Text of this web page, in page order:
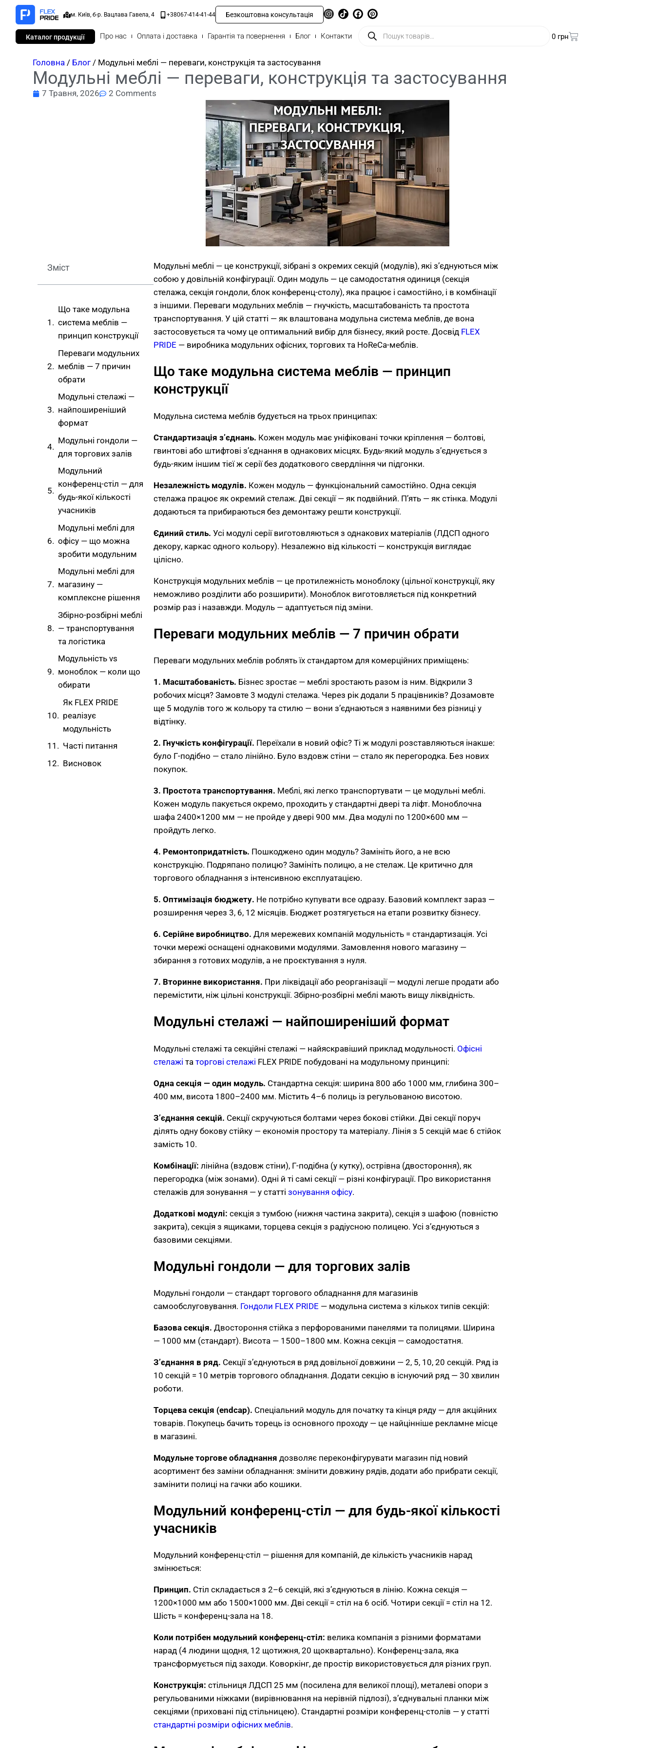
м. Київ, б-р. Вацлава Гавела, 4 +38067-414-41-44 Безкоштовна консультація
Каталог продукції Про нас Оплата і доставка Гарантія та повернення Блог Контакти 0 грн
Головна / Блог / Модульні меблі — переваги, конструкція та застосування
Модульні меблі — переваги, конструкція та застосування
7 Травня, 2026 2 Comments
Зміст
Що таке модульна
система меблів —
принцип конструкції
Переваги модульних
меблів — 7 причин
обрати
Модульні стелажі —
найпоширеніший
формат
Модульні гондоли —
для торгових залів
Модульний
конференц-стіл — для
будь-якої кількості
учасників
Модульні меблі для
офісу — що можна
зробити модульним
Модульні меблі для
магазину —
комплексне рішення
Збірно-розбірні меблі
— транспортування
та логістика
Модульність vs
моноблок — коли що
обирати
Як FLEX PRIDE
реалізує
модульність
Часті питання
Висновок
Модульні меблі — це конструкції, зібрані з окремих секцій (модулів), які з’єднуються між
собою у довільній конфігурації. Один модуль — це самодостатня одиниця (секція
стелажа, секція гондоли, блок конференц-столу), яка працює і самостійно, і в комбінації
з іншими. Переваги модульних меблів — гнучкість, масштабованість та простота
транспортування. У цій статті — як влаштована модульна система меблів, де вона
застосовується та чому це оптимальний вибір для бізнесу, який росте. Досвід FLEX
PRIDE — виробника модульних офісних, торгових та HoReCa-меблів.
Що таке модульна система меблів — принцип
конструкції
Модульна система меблів будується на трьох принципах:
Стандартизація з’єднань. Кожен модуль має уніфіковані точки кріплення — болтові,
гвинтові або штифтові з’єднання в однакових місцях. Будь-який модуль з’єднується з
будь-яким іншим тієї ж серії без додаткового свердління чи підгонки.
Незалежність модулів. Кожен модуль — функціональний самостійно. Одна секція
стелажа працює як окремий стелаж. Дві секції — як подвійний. П’ять — як стінка. Модулі
додаються та прибираються без демонтажу решти конструкції.
Єдиний стиль. Усі модулі серії виготовляються з однакових матеріалів (ЛДСП одного
декору, каркас одного кольору). Незалежно від кількості — конструкція виглядає
цілісно.
Конструкція модульних меблів — це протилежність моноблоку (цільної конструкції, яку
неможливо розділити або розширити). Моноблок виготовляється під конкретний
розмір раз і назавжди. Модуль — адаптується під зміни.
Переваги модульних меблів — 7 причин обрати
Переваги модульних меблів роблять їх стандартом для комерційних приміщень:
1. Масштабованість. Бізнес зростає — меблі зростають разом із ним. Відкрили 3
робочих місця? Замовте 3 модулі стелажа. Через рік додали 5 працівників? Дозамовте
ще 5 модулів того ж кольору та стилю — вони з’єднаються з наявними без різниці у
відтінку.
2. Гнучкість конфігурації. Переїхали в новий офіс? Ті ж модулі розставляються інакше:
було Г-подібно — стало лінійно. Було вздовж стіни — стало як перегородка. Без нових
покупок.
3. Простота транспортування. Меблі, які легко транспортувати — це модульні меблі.
Кожен модуль пакується окремо, проходить у стандартні двері та ліфт. Моноблочна
шафа 2400×1200 мм — не пройде у двері 900 мм. Два модулі по 1200×600 мм —
пройдуть легко.
4. Ремонтопридатність. Пошкоджено один модуль? Замініть його, а не всю
конструкцію. Подряпано полицю? Замініть полицю, а не стелаж. Це критично для
торгового обладнання з інтенсивною експлуатацією.
5. Оптимізація бюджету. Не потрібно купувати все одразу. Базовий комплект зараз —
розширення через 3, 6, 12 місяців. Бюджет розтягується на етапи розвитку бізнесу.
6. Серійне виробництво. Для мережевих компаній модульність = стандартизація. Усі
точки мережі оснащені однаковими модулями. Замовлення нового магазину —
збирання з готових модулів, а не проєктування з нуля.
7. Вторинне використання. При ліквідації або реорганізації — модулі легше продати або
перемістити, ніж цільні конструкції. Збірно-розбірні меблі мають вищу ліквідність.
Модульні стелажі — найпоширеніший формат
Модульні стелажі та секційні стелажі — найяскравіший приклад модульності. Офісні
стелажі таторгові стелажі FLEX PRIDE побудовані на модульному принципі:
Одна секція — один модуль. Стандартна секція: ширина 800 або 1000 мм, глибина 300–
400 мм, висота 1800–2400 мм. Містить 4–6 полиць із регульованою висотою.
З’єднання секцій. Секції скручуються болтами через бокові стійки. Дві секції поруч
ділять одну бокову стійку — економія простору та матеріалу. Лінія з 5 секцій має 6 стійок
замість 10.
Комбінації: лінійна (вздовж стіни), Г-подібна (у кутку), острівна (двостороння), як
перегородка (між зонами). Одні й ті самі секції — різні конфігурації. Про використання
стелажів для зонування — у статтізонування офісу.
Додаткові модулі: секція з тумбою (нижня частина закрита), секція з шафою (повністю
закрита), секція з ящиками, торцева секція з радіусною полицею. Усі з’єднуються з
базовими секціями.
Модульні гондоли — для торгових залів
Модульні гондоли — стандарт торгового обладнання для магазинів
самообслуговування. Гондоли FLEX PRIDE — модульна система з кількох типів секцій:
Базова секція. Двостороння стійка з перфорованими панелями та полицями. Ширина
— 1000 мм (стандарт). Висота — 1500–1800 мм. Кожна секція — самодостатня.
З’єднання в ряд. Секції з’єднуються в ряд довільної довжини — 2, 5, 10, 20 секцій. Ряд із
10 секцій = 10 метрів торгового обладнання. Додати секцію в існуючий ряд — 30 хвилин
роботи.
Торцева секція (endcap). Спеціальний модуль для початку та кінця ряду — для акційних
товарів. Покупець бачить торець із основного проходу — це найцінніше рекламне місце
в магазині.
Модульне торгове обладнання дозволяє переконфігурувати магазин під новий
асортимент без заміни обладнання: змінити довжину рядів, додати або прибрати секції,
замінити полиці на гачки або кошики.
Модульний конференц-стіл — для будь-якої кількості
учасників
Модульний конференц-стіл — рішення для компаній, де кількість учасників нарад
змінюється:
Принцип. Стіл складається з 2–6 секцій, які з’єднуються в лінію. Кожна секція —
1200×1000 мм або 1500×1000 мм. Дві секції = стіл на 6 осіб. Чотири секції = стіл на 12.
Шість = конференц-зала на 18.
Коли потрібен модульний конференц-стіл: велика компанія з різними форматами
нарад (4 людини щодня, 12 щотижня, 20 щоквартально). Конференц-зала, яка
трансформується під заходи. Коворкінг, де простір використовується для різних груп.
Конструкція: стільниця ЛДСП 25 мм (посилена для великої площі), металеві опори з
регульованими ніжками (вирівнювання на нерівній підлозі), з’єднувальні планки між
секціями (приховані під стільницею). Стандартні розміри конференц-столів — у статті
стандартні розміри офісних меблів.